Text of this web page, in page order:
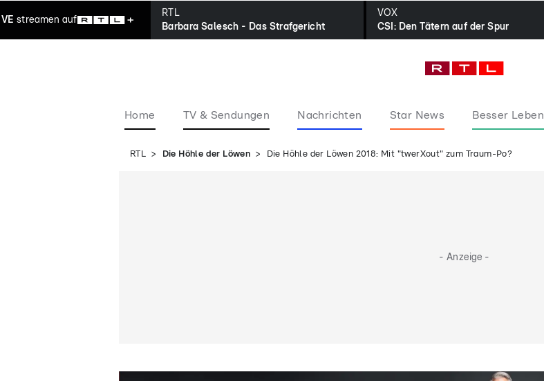
streamen auf
RTL
Barbara Salesch - Das Strafgericht
VOX
CSI: Den Tätern auf der Spur
Home TV & Sendungen Nachrichten Star News Besser Leben
RTL Die Höhle der Löwen Die Höhle der Löwen 2018: Mit "twerXout" zum Traum-Po?
- Anzeige -